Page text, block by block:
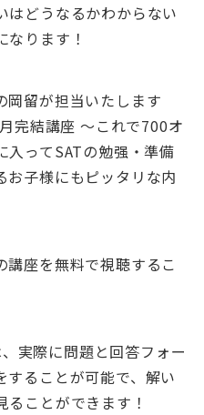
はどうなるかわからない
ります！
岡留が担当いたします
完結講座 〜これで700オ
入ってSATの勉强・準備
お子様にもピッタリな内
座を無料で視聴するこ
実際に問題と回答フォー
することが可能で、解い
ことができます！